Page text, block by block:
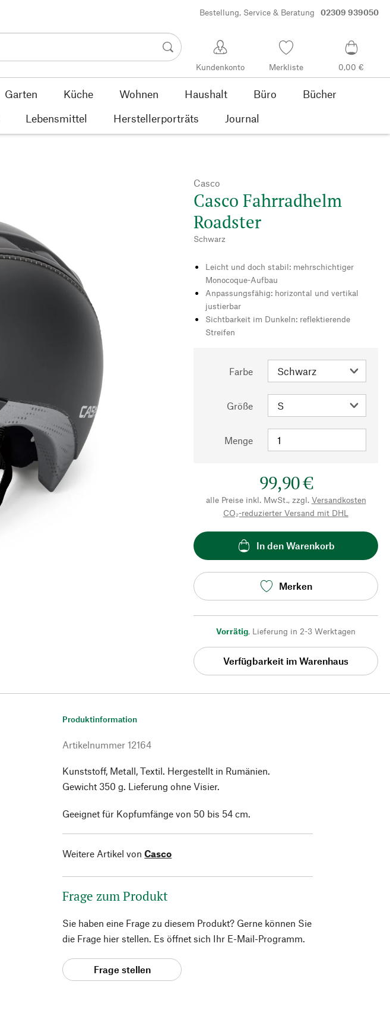
Bestellung, Service & Beratung 02309 939050
Kundenkonto Merkliste 0,00 €
Garten Küche Wohnen Haushalt Büro
Bücher
Lebensmittel Herstellerporträts Journal
Casco
Casco Fahrradhelm
Roadster
Schwarz
Leicht und doch stabil: mehrschichtiger
Monocoque-Aufbau
Anpassungsfähig: horizontal und vertikal
justierbar
Sichtbarkeit im Dunkeln: reflektierende
Streifen
Farbe
Größe
Menge
99,90 €
alle Preise inkl. MwSt., zzgl. Versandkosten
CO₂-reduzierter Versand mit DHL
In den Warenkorb
Merken
Vorrätig, Lieferung in 2-3 Werktagen
Verfügbarkeit im Warenhaus
Produktinformation
Artikelnummer 12164
Kunststoff, Metall, Textil. Hergestellt in Rumänien.
Gewicht 350 g. Lieferung ohne Visier.
Geeignet für Kopfumfänge von 50 bis 54 cm.
Weitere Artikel von Casco
Frage zum Produkt
Sie haben eine Frage zu diesem Produkt? Gerne können Sie
die Frage hier stellen. Es öffnet sich Ihr E-Mail-Programm.
Frage stellen